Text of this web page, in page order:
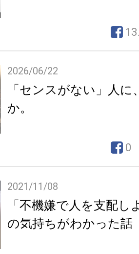
2026/06/22
「センスがない」人
か。
0
2021/11/08
「不機嫌で人を支配し
の気持ちがわかった話